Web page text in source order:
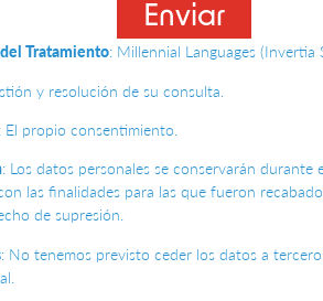
Enviar
Tratamiento: Millennial Languages (Invertia
y resolución de su consulta.
: El propio consentimiento.
: Los datos personales se conservarán durante
las finalidades para las que fueron
de supresión.
: No tenemos previsto ceder los datos a